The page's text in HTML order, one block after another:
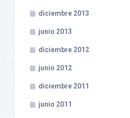
diciembre 2013
junio 2013
diciembre 2012
junio 2012
diciembre 2011
junio 2011